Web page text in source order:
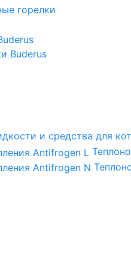
горелки
Buderus
и средства для